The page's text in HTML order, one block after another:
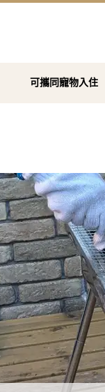
可攜同寵物入住